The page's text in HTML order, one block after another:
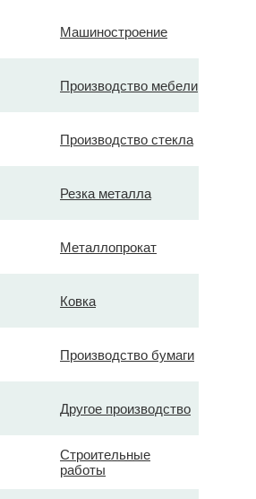
Машиностроение
Производство мебели
Производство стекла
Резка металла
Металлопрокат
Ковка
Производство бумаги
Другое производство
Строительные
работы